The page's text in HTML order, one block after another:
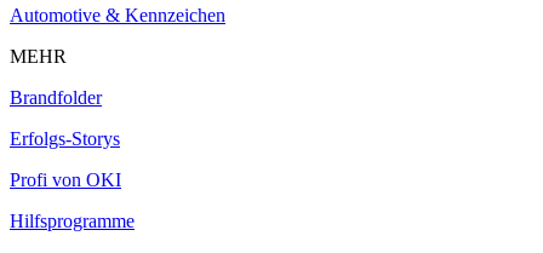
Automotive & Kennzeichen
MEHR
Brandfolder
Erfolgs-Storys
Profi von OKI
Hilfsprogramme